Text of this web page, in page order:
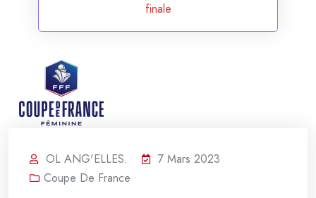
finale
OL ANG'ELLES.
7 Mars 2023
Coupe De France